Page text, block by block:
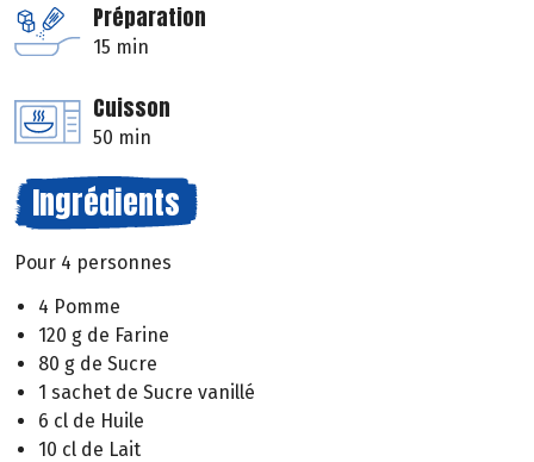
Préparation
15 min
Cuisson
50 min
Ingrédients
Pour 4 personnes
4 Pomme
120 g de Farine
80 g de Sucre
1 sachet de Sucre vanillé
6 cl de Huile
10 cl de Lait